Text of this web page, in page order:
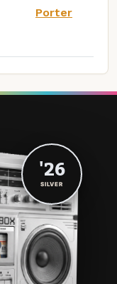
Porter
'26
SILVER